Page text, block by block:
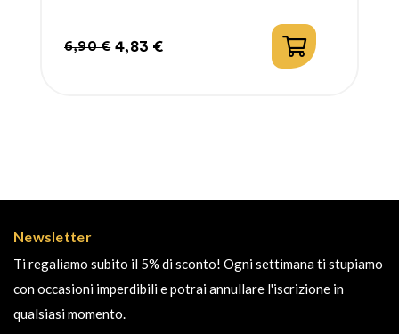
Prezzo
6,90 €
Prezzo
4,83 €
Newsletter
Ti regaliamo subito il 5% di sconto! Ogni settimana ti stupiamo
con occasioni imperdibili e potrai annullare l'iscrizione in
qualsiasi momento.